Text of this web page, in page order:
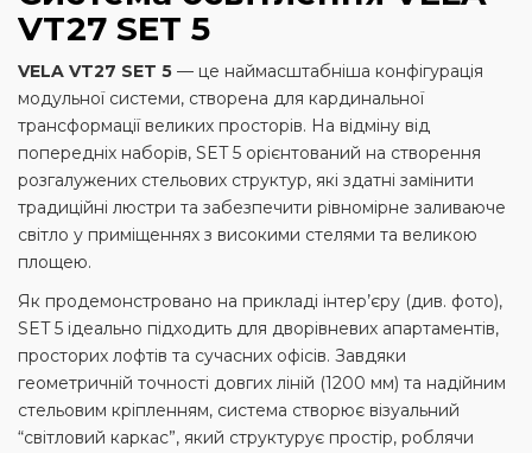
VT27 SET 5
VELA VT27 SET 5 — це наймасштабніша конфігурація
модульної системи, створена для кардинальної
трансформації великих просторів. На відміну від
попередніх наборів, SET 5 орієнтований на створення
розгалужених стельових структур, які здатні замінити
традиційні люстри та забезпечити рівномірне заливаюче
світло у приміщеннях з високими стелями та великою
площею.
Як продемонстровано на прикладі інтер’єру (див. фото),
SET 5 ідеально підходить для дворівневих апартаментів,
просторих лофтів та сучасних офісів. Завдяки
геометричній точності довгих ліній (1200 мм) та надійним
стельовим кріпленням, система створює візуальний
“світловий каркас”, який структурує простір, роблячи